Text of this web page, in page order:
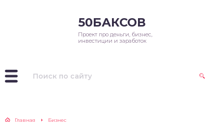
50БАКСОВ
Проект про деньги, бизнес,
инвестиции и заработок
Главная Бизнес